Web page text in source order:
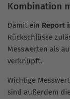
Kombination
Damit ein Report
Rückschlüsse
Messwerten als
verknüpft.
Wichtige
sind außerdem